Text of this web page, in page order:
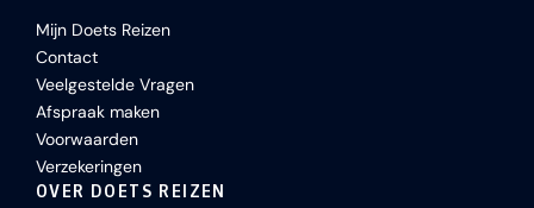
Mijn Doets Reizen
Contact
Veelgestelde Vragen
Afspraak maken
Voorwaarden
Verzekeringen
OVER DOETS REIZEN